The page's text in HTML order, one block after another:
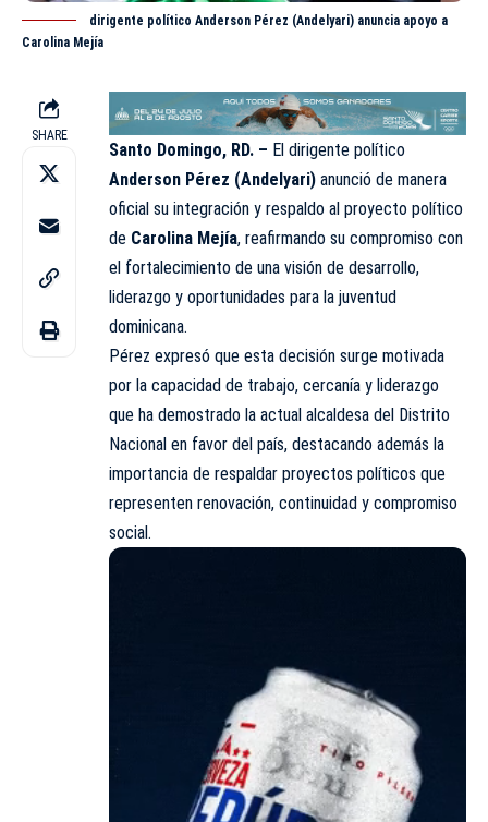
dirigente político Anderson Pérez (Andelyari) anuncia apoyo a
Carolina Mejía
SHARE
Santo Domingo, RD. – El dirigente político
Anderson Pérez (Andelyari) anunció de manera
oficial su integración y respaldo al proyecto político
de Carolina Mejía, reafirmando su compromiso con
el fortalecimiento de una visión de desarrollo,
liderazgo y oportunidades para la juventud
dominicana.
Pérez expresó que esta decisión surge motivada
por la capacidad de trabajo, cercanía y liderazgo
que ha demostrado la actual alcaldesa del Distrito
Nacional en favor del país, destacando además la
importancia de respaldar proyectos políticos que
representen renovación, continuidad y compromiso
social.